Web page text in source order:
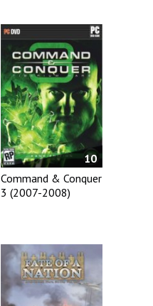
10
Command & Conquer
3 (2007-2008)